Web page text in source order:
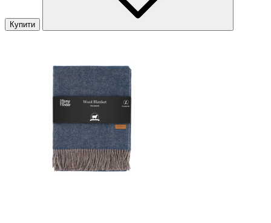
Купити